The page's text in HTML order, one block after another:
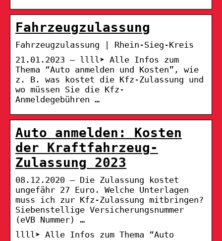
Fahrzeugzulassung
Fahrzeugzulassung | Rhein-Sieg-Kreis
21.01.2023 — llll➤ Alle Infos zum
Thema “Auto anmelden und Kosten”, wie
z. B. was kostet die Kfz-Zulassung und
wo müssen Sie die Kfz-
Anmeldegebühren …
Auto anmelden: Kosten
der Kraftfahrzeug-
Zulassung 2023
08.12.2020 — Die Zulassung kostet
ungefähr 27 Euro. Welche Unterlagen
muss ich zur Kfz-Zulassung mitbringen?
Siebenstellige Versicherungsnummer
(eVB Nummer) …
llll➤ Alle Infos zum Thema “Auto